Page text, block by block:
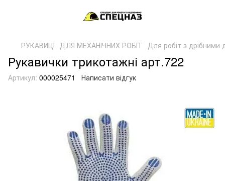
РУКАВИЦІ ДЛЯ МЕХАНІЧНИХ РОБІТ Для робіт з дрібними
Рукавички трикотажні арт.722
Артикул: 000025471 Написати відгук